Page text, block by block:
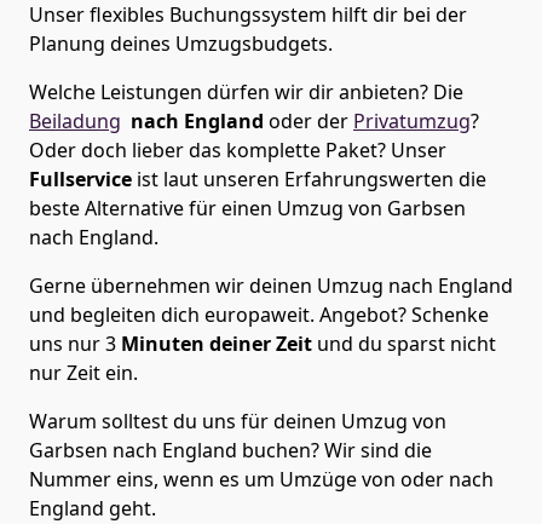
Unser flexibles Buchungssystem hilft dir bei der
Planung deines Umzugsbudgets.
Welche Leistungen dürfen wir dir anbieten? Die
Beiladung nach England oder der Privatumzug?
Oder doch lieber das komplette Paket? Unser
Fullservice ist laut unseren Erfahrungswerten die
beste Alternative für einen Umzug von Garbsen
nach England.
Gerne übernehmen wir deinen Umzug nach England
und begleiten dich europaweit. Angebot? Schenke
uns nur3 Minuten deiner Zeit und du sparst nicht
nur Zeit ein.
Warum solltest du uns für deinen Umzug von
Garbsen nach England buchen? Wir sind die
Nummer eins, wenn es um Umzüge von oder nach
England geht.